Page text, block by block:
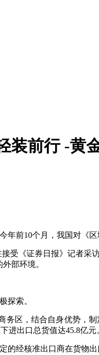
装前行 -黄
前10个月，我国对《
受《证券日报》记者
部环境。
探索。
务区，结合自身优势，
进出口总货值达45.8亿元
的经核准出口商在货物